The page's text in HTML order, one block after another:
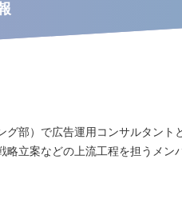
部）で広告運用コンサルタント
略立案などの上流工程を担うメン